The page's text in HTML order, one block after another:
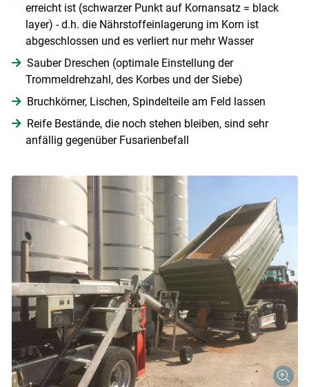
Skip to main content
erreicht ist (schwarzer Punkt auf Kornansatz = black
layer) - d.h. die Nährstoffeinlagerung im Korn ist
abgeschlossen und es verliert nur mehr Wasser
Sauber Dreschen (optimale Einstellung der
Trommeldrehzahl, des Korbes und der Siebe)
Bruchkörner, Lischen, Spindelteile am Feld lassen
Reife Bestände, die noch stehen bleiben, sind sehr
anfällig gegenüber Fusarienbefall